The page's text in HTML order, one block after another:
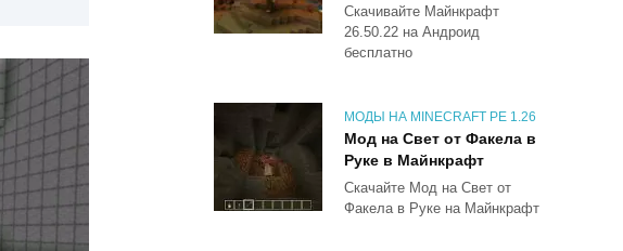
Скачивайте Майнкрафт
26.50.22 на Андроид
бесплатно
МОДЫ НА MINECRAFT PE 1.26
Мод на Свет от Факела в
Руке в Майнкрафт
Скачайте Мод на Свет от
Факела в Руке на Майнкрафт